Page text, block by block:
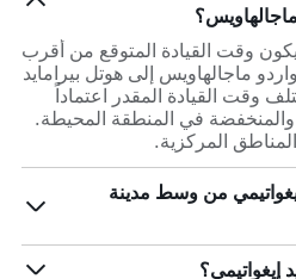
كم فقط، يكون وقت القيادة المتوقع من أقرب
ماجالهاويس إلى هوتل بيرامايد
0س 19د. قد يختلف وقت القيادة المقدر اعتماداً
في المنطقة المحيطة.
المركزية.
من وسط مدينة
إيغواتيمي؟